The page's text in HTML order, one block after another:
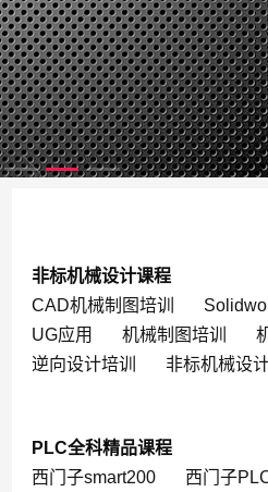
非标机械设计课程
CAD机械制图培训
UG应用
机械制图培训
逆向设计培训
非标机械设
PLC全科精品课程
西门子smart200
西门子